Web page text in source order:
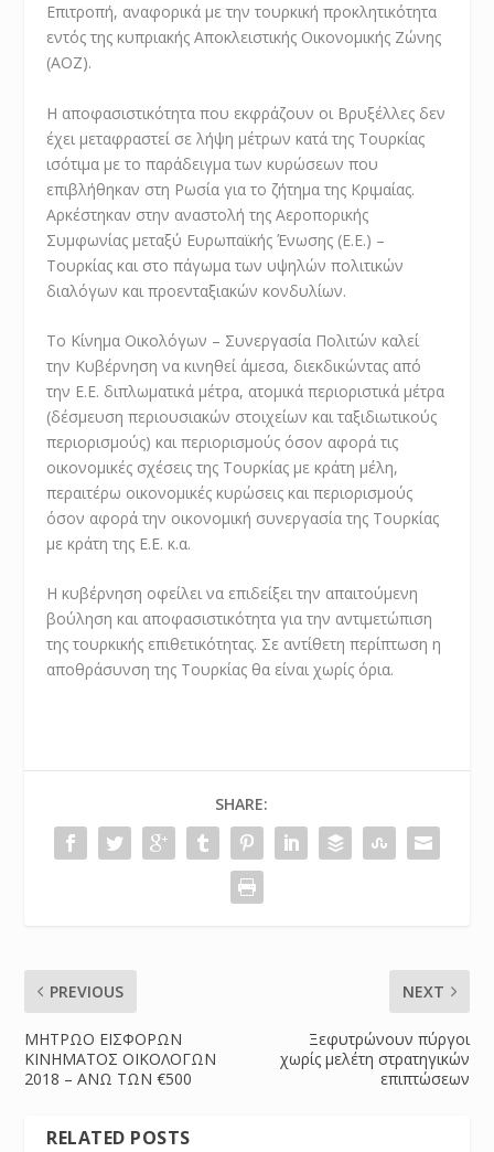
Επιτροπή, αναφορικά με την τουρκική προκλητικότητα
εντός της κυπριακής Αποκλειστικής Οικονομικής Ζώνης
(ΑΟΖ).
Η αποφασιστικότητα που εκφράζουν οι Βρυξέλλες δεν
έχει μεταφραστεί σε λήψη μέτρων κατά της Τουρκίας
ισότιμα με το παράδειγμα των κυρώσεων που
επιβλήθηκαν στη Ρωσία για το ζήτημα της Κριμαίας.
Αρκέστηκαν στην αναστολή της Αεροπορικής
Συμφωνίας μεταξύ Ευρωπαϊκής Ένωσης (Ε.Ε.) –
Τουρκίας και στο πάγωμα των υψηλών πολιτικών
διαλόγων και προενταξιακών κονδυλίων.
Το Κίνημα Οικολόγων – Συνεργασία Πολιτών καλεί
την Κυβέρνηση να κινηθεί άμεσα, διεκδικώντας από
την Ε.Ε. διπλωματικά μέτρα, ατομικά περιοριστικά μέτρα
(δέσμευση περιουσιακών στοιχείων και ταξιδιωτικούς
περιορισμούς) και περιορισμούς όσον αφορά τις
οικονομικές σχέσεις της Τουρκίας με κράτη μέλη,
περαιτέρω οικονομικές κυρώσεις και περιορισμούς
όσον αφορά την οικονομική συνεργασία της Τουρκίας
με κράτη της Ε.Ε. κ.α.
Η κυβέρνηση οφείλει να επιδείξει την απαιτούμενη
βούληση και αποφασιστικότητα για την αντιμετώπιση
της τουρκικής επιθετικότητας. Σε αντίθετη περίπτωση η
αποθράσυνση της Τουρκίας θα είναι χωρίς όρια.
SHARE:
PREVIOUS
ΜΗΤΡΩΟ ΕΙΣΦΟΡΩΝ
ΚΙΝΗΜΑΤΟΣ ΟΙΚΟΛΟΓΩΝ
2018 – ΑΝΩ ΤΩΝ €500
NEXT
Ξεφυτρώνουν πύργοι
χωρίς μελέτη στρατηγικών
επιπτώσεων
RELATED POSTS